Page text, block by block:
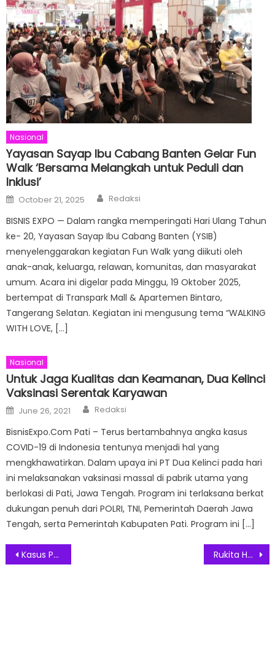
Nasional
Yayasan Sayap Ibu Cabang Banten Gelar Fun
Walk ‘Bersama Melangkah untuk Peduli dan
Inklusi’
Posted
on
October 21, 2025 Author
Redaksi
BISNIS EXPO — Dalam rangka memperingati Hari Ulang Tahun
ke- 20, Yayasan Sayap Ibu Cabang Banten (YSIB)
menyelenggarakan kegiatan Fun Walk yang diikuti oleh
anak-anak, keluarga, relawan, komunitas, dan masyarakat
umum. Acara ini digelar pada Minggu, 19 Oktober 2025,
bertempat di Transpark Mall & Apartemen Bintaro,
Tangerang Selatan. Kegiatan ini mengusung tema “WALKING
WITH LOVE, […]
Nasional
Untuk Jaga Kualitas dan Keamanan, Dua Kelinci
Vaksinasi Serentak Karyawan
Posted
on
June 26, 2021 Author
Redaksi
BisnisExpo.Com Pati – Terus bertambahnya angka kasus
COVID-19 di Indonesia tentunya menjadi hal yang
mengkhawatirkan. Dalam upaya ini PT Dua Kelinci pada hari
ini melaksanakan vaksinasi massal di pabrik utama yang
berlokasi di Pati, Jawa Tengah. Program ini terlaksana berkat
dukungan penuh dari POLRI, TNI, Pemerintah Daerah Jawa
Tengah, serta Pemerintah Kabupaten Pati. Program ini […]
Post
Kasus Positif Covid-19 di Jakarta Terus Bertambah Rukita Hadirkan RuOptions, Layanan Properti Bebas Ribet